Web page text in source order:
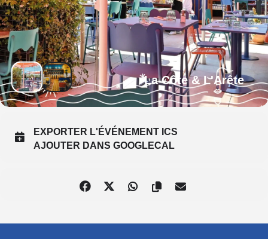
La Côte & L'Arête
EXPORTER L'ÉVÉNEMENT ICS
AJOUTER DANS GOOGLECAL